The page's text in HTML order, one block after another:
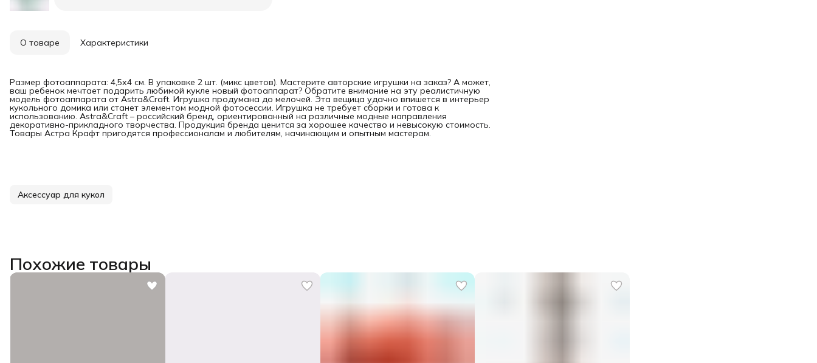
О товаре Характеристики
Размер фотоаппарата: 4,5х4 см. В упаковке 2 шт. (микс цветов). Мастерите авторские игрушки на заказ? А может,
ваш ребенок мечтает подарить любимой кукле новый фотоаппарат? Обратите внимание на эту реалистичную
модель фотоаппарата от Astra&Craft. Игрушка продумана до мелочей. Эта вещица удачно впишется в интерьер
кукольного домика или станет элементом модной фотосессии. Игрушка не требует сборки и готова к
использованию. Astra&Craft – российский бренд, ориентированный на различные модные направления
декоративно-прикладного творчества. Продукция бренда ценится за хорошее качество и невысокую стоимость.
Товары Астра Крафт пригодятся профессионалам и любителям, начинающим и опытным мастерам.
Аксессуар для кукол
Похожие товары